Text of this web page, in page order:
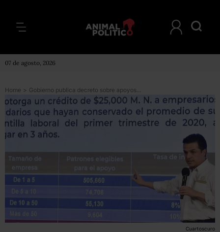
07 de agosto, 2026
Home > Gobierno publica decreto sobre apoyos a microempresas; 27 mil personas ya pueden solicitar créditos
Cuartoscuro